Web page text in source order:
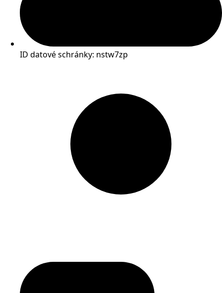
ID datové schránky: nstw7zp